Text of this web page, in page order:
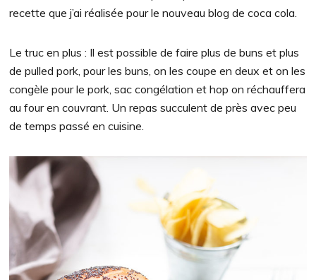
recette que j’ai réalisée pour le nouveau blog de coca cola.
Le truc en plus : Il est possible de faire plus de buns et plus
de pulled pork, pour les buns, on les coupe en deux et on les
congèle pour le pork, sac congélation et hop on réchauffera
au four en couvrant. Un repas succulent de près avec peu
de temps passé en cuisine.